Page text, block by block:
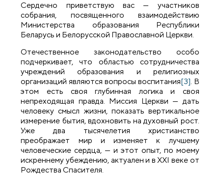
Сердечно приветствую вас — участников
собрания, посвященного взаимодействию
Министерства образования Республики
Беларусь и Белорусской Православной Церкви.
Отечественное законодательство особо
подчеркивает, что областью сотрудничества
учреждений образования и религиозных
организаций являются вопросы воспитания[3] . В
этом есть своя глубинная логика и своя
непреходящая правда. Миссия Церкви — дать
человеку смысл жизни, показать вертикальное
измерение бытия, вдохновить на духовный рост.
Уже два тысячелетия христианство
преображает мир и изменяет к лучшему
человеческие сердца, — и этот опыт, по моему
искреннему убеждению, актуален и в XXI веке от
Рождества Спасителя.